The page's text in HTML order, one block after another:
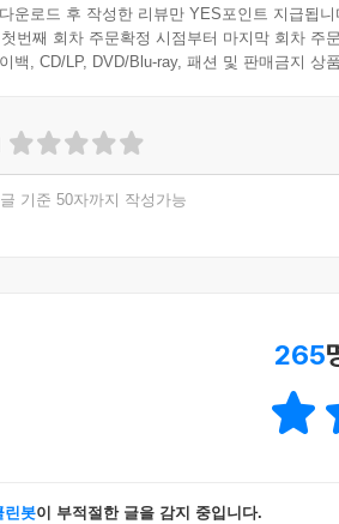
운로드 후 작성한 리뷰만 YES포인트 지급됩니
번째 회차 주문확정 시점부터 마지막 회차 주
백, CD/LP, DVD/Blu-ray, 패션 및 판매금지 상
기준 50자까지 작성가능
265
린봇이 부적절한 글을 감지 중입니다.